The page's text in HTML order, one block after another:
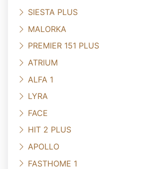
SIESTA PLUS
MALORKA
PREMIER 151 PLUS
ATRIUM
ALFA 1
LYRA
FACE
HIT 2 PLUS
APOLLO
FASTHOME 1